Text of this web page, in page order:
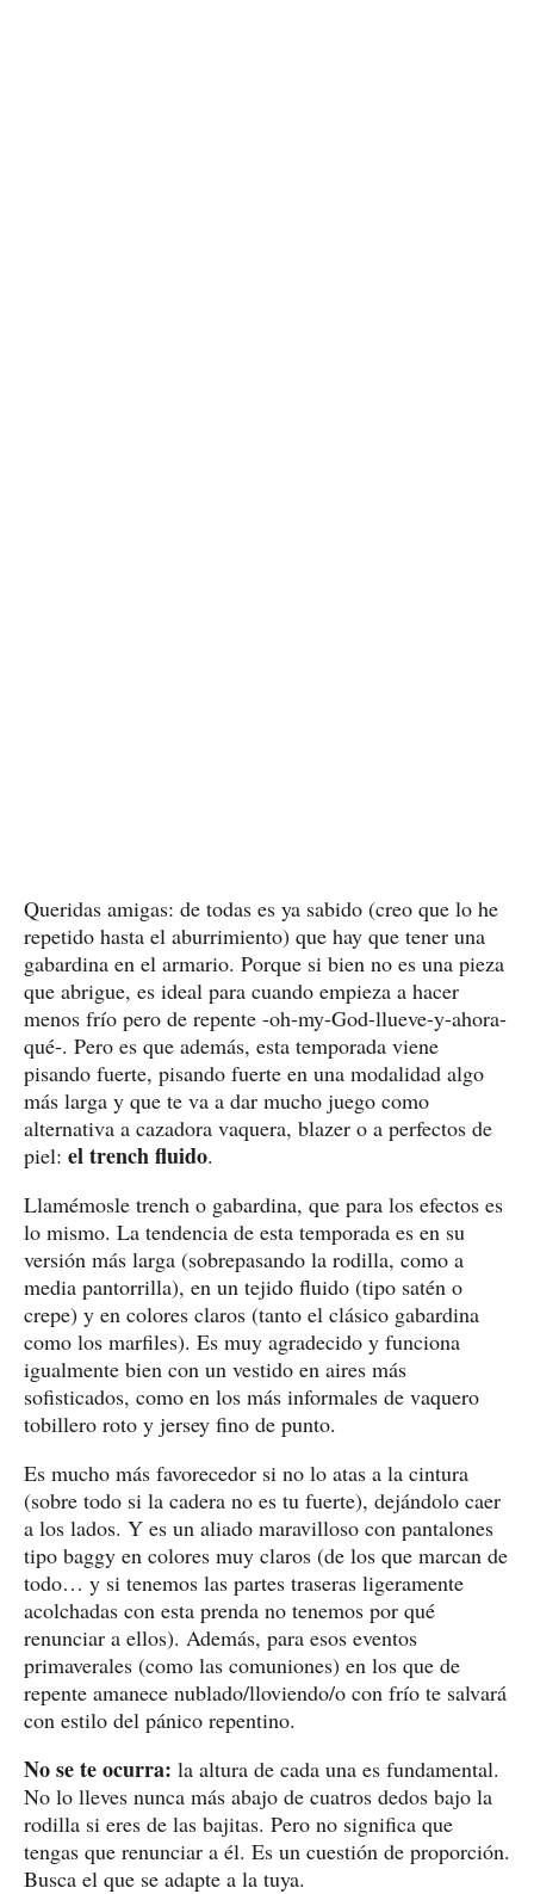
Queridas amigas: de todas es ya sabido (creo que lo he
repetido hasta el aburrimiento) que hay que tener una
gabardina en el armario. Porque si bien no es una pieza
que abrigue, es ideal para cuando empieza a hacer
menos frío pero de repente -oh-my-God-llueve-y-ahora-
qué-. Pero es que además, esta temporada viene
pisando fuerte, pisando fuerte en una modalidad algo
más larga y que te va a dar mucho juego como
alternativa a cazadora vaquera, blazer o a perfectos de
piel: el trench fluido.
Llamémosle trench o gabardina, que para los efectos es
lo mismo. La tendencia de esta temporada es en su
versión más larga (sobrepasando la rodilla, como a
media pantorrilla), en un tejido fluido (tipo satén o
crepe) y en colores claros (tanto el clásico gabardina
como los marfiles). Es muy agradecido y funciona
igualmente bien con un vestido en aires más
sofisticados, como en los más informales de vaquero
tobillero roto y jersey fino de punto.
Es mucho más favorecedor si no lo atas a la cintura
(sobre todo si la cadera no es tu fuerte), dejándolo caer
a los lados. Y es un aliado maravilloso con pantalones
tipo baggy en colores muy claros (de los que marcan de
todo… y si tenemos las partes traseras ligeramente
acolchadas con esta prenda no tenemos por qué
renunciar a ellos). Además, para esos eventos
primaverales (como las comuniones) en los que de
repente amanece nublado/lloviendo/o con frío te salvará
con estilo del pánico repentino.
No se te ocurra: la altura de cada una es fundamental.
No lo lleves nunca más abajo de cuatros dedos bajo la
rodilla si eres de las bajitas. Pero no significa que
tengas que renunciar a él. Es un cuestión de proporción.
Busca el que se adapte a la tuya.